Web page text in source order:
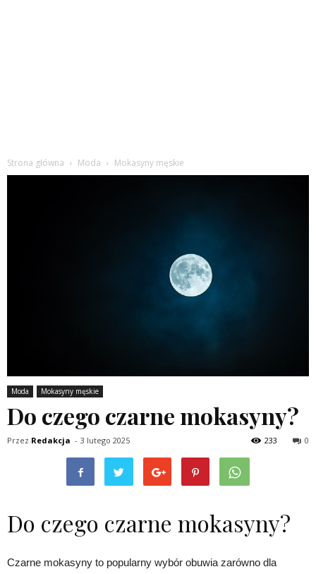
Strona główna Moda Mokasyny męskie
Moda Mokasyny męskie
Do czego czarne mokasyny?
Przez Redakcja - 3 lutego 2025 0
233
Do czego czarne mokasyny?
Czarne mokasyny to popularny wybór obuwia zarówno dla